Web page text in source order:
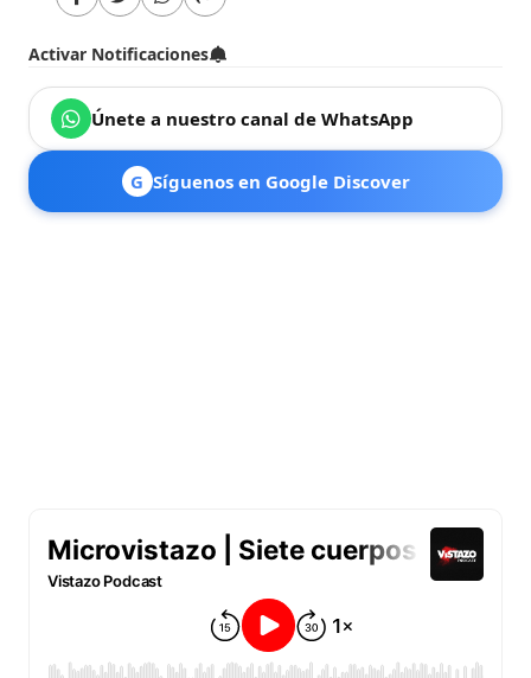
Activar Notificaciones
Únete a nuestro canal de WhatsApp
G Síguenos en Google Discover